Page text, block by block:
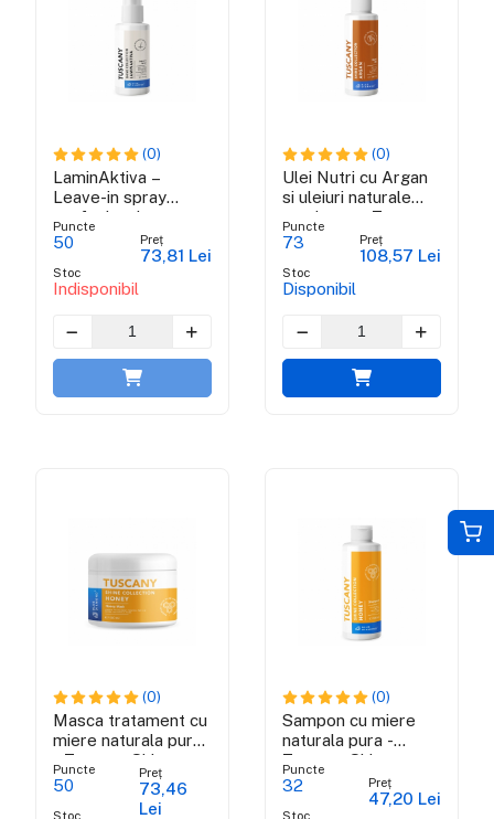
(0)
LaminAktiva –
Leave-in spray
profesional cu
keratina -Tuscany
Shine Collection
Puncte
50
Stoc
Indisponibil
Preț
73,81 Lei
(0)
Ulei Nutri cu Argan
si uleiuri naturale
pretioase - Tuscany
Shine Collection
Puncte
73
Stoc
Disponibil
Preț
108,57 Lei
(0)
Masca tratament cu
miere naturala pura
- Tuscany Shine
Collection
Puncte
50
Stoc
Preț
73,46
Lei
(0)
Sampon cu miere
naturala pura -
Tuscany Shine
Collection
Puncte
32
Stoc
Preț
47,20 Lei